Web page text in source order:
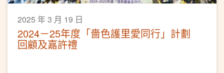
2025 年 3 月 19 日
2024－25年度「嗇色護里愛同行」計劃
回顧及嘉許禮